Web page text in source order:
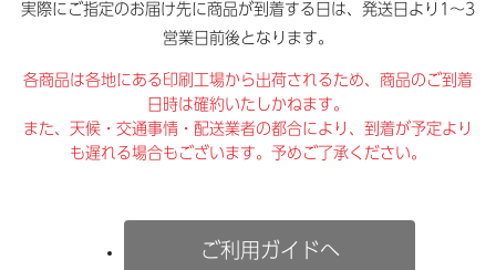
実際にご指定のお届け先に商品が到着する日は、発送日より1～3
営業日前後となります。
各商品は各地にある印刷工場から出荷されるため、商品のご到着
日時は確約いたしかねます。
また、天候・交通事情・配送業者の都合により、到着が予定より
も遅れる場合もございます。予めご了承ください。
ご利用ガイドへ